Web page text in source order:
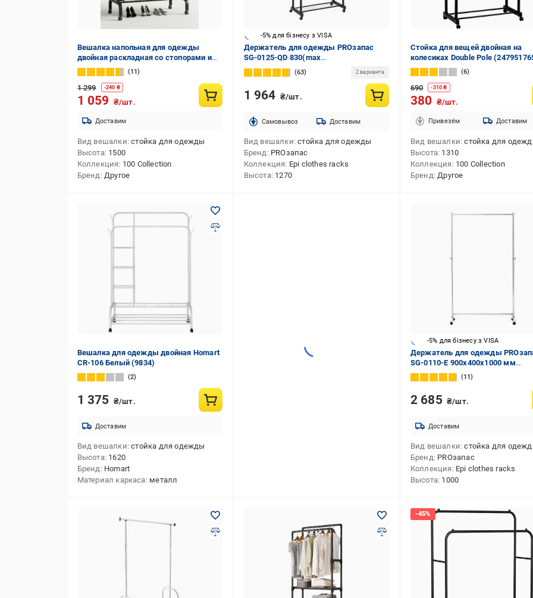
Вешалка напольная для одежды
двойная раскладная со стопорами и
полками для обуви 150х110х57 см
Черный (463947650197)
11
1 299 -240 ₴
1 059 ₴/шт.
Доставим
Вид вешалки стойка для одежды
Высота 1500
Коллекция 100 Collection
Бренд Другое
-5% для бізнесу з VISA
Держатель для одежды PROзапас
SG-0125-QD 830(max
1360)x400x1270(max 1570) мм
двойной с полочками черный/хром
63 2 варианта
1 964 ₴/шт.
Cамовывоз Доставим
Вид вешалки стойка для одежды
Бренд PROзапас
Коллекция Epi clothes racks
Высота 1270
Стойка для вещей двойная на
колесиках Double Pole
6
690 -310 ₴
380 ₴/шт.
Привезём Доставим
Вид вешалки стойка для
Высота 1310
Коллекция 100 Collection
Бренд Другое
Вешалка для одежды двойная Homart
CR-106 Белый (9834)
2
1 375 ₴/шт.
Доставим
Вид вешалки стойка для одежды
Высота 1620
Бренд Homart
Материал каркаса металл
-5% для бізнесу з VISA
Держатель для одежды
SG-0110-E 900x400x1000 мм
передвижной на колесах хром
11
2 685 ₴/шт.
Доставим
Вид вешалки стойка для
Бренд PROзапас
Коллекция Epi clothes racks
Высота 1000